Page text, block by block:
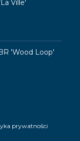
Ville'
'Wood Loop'
prywatności